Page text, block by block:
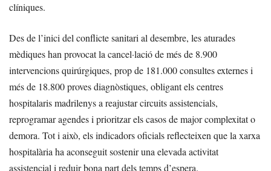
clíniques.
Des de l’inici del conflicte sanitari al desembre, les aturades
mèdiques han provocat la cancel·lació de més de 8.900
intervencions quirúrgiques, prop de 181.000 consultes externes i
més de 18.800 proves diagnòstiques, obligant els centres
hospitalaris madrilenys a reajustar circuits assistencials,
reprogramar agendes i prioritzar els casos de major complexitat o
demora. Tot i això, els indicadors oficials reflecteixen que la xarxa
hospitalària ha aconseguit sostenir una elevada activitat
assistencial i reduir bona part dels temps d’espera.